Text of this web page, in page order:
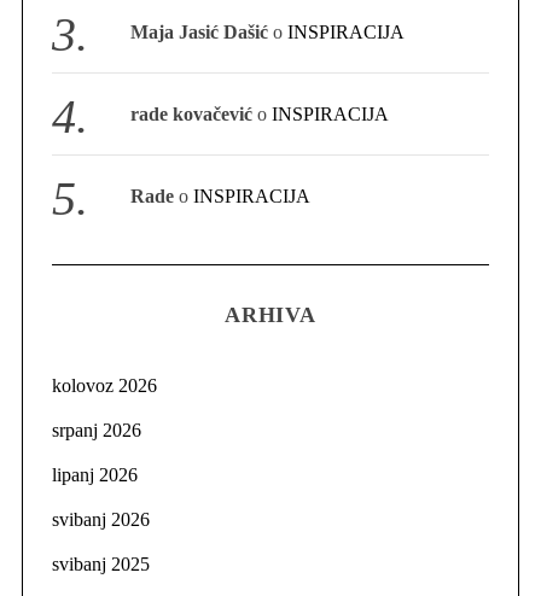
Maja Jasić Dašić oINSPIRACIJA
rade kovačević oINSPIRACIJA
Rade oINSPIRACIJA
ARHIVA
kolovoz 2026
srpanj 2026
lipanj 2026
svibanj 2026
svibanj 2025
r